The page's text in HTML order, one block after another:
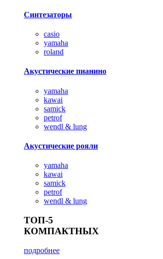
Синтезаторы
casio
yamaha
roland
Акустические пианино
yamaha
kawai
samick
petrof
wendl & lung
Акустические рояли
yamaha
kawai
samick
petrof
wendl & lung
ТОП-5
КОМПАКТНЫХ
подробнее